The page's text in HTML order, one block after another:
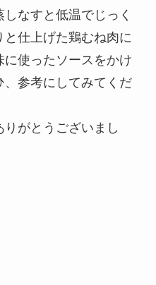
なすと低温でじっく
と仕上げた鶏むね肉に
使ったソースをかけ
参考にしてみてくだ
がとうございまし